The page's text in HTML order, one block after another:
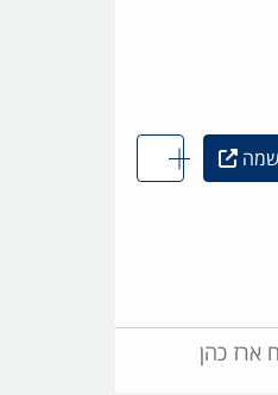
ארז כהן